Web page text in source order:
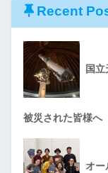
Recent
国
被災された皆様へ
オー